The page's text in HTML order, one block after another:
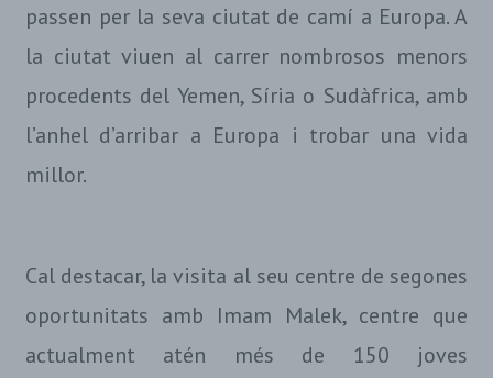
passen per la seva ciutat de camí a Europa. A
la ciutat viuen al carrer nombrosos menors
procedents del Yemen, Síria o Sudàfrica, amb
l’anhel d’arribar a Europa i trobar una vida
millor.
Cal destacar, la visita al seu centre de segones
oportunitats amb Imam Malek, centre que
actualment atén més de 150 joves